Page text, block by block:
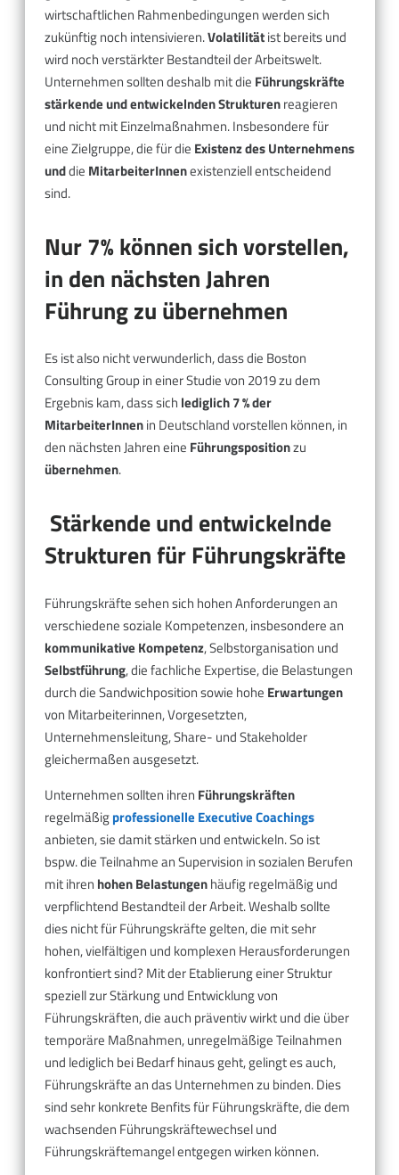
wirtschaftlichen Rahmenbedingungen werden sich
zukünftig noch intensivieren.Volatilitätist bereits und
wird noch verstärkter Bestandteil der Arbeitswelt.
Unternehmen sollten deshalb mit die Führungskräfte
stärkende und entwickelnden Strukturenreagieren
und nicht mit Einzelmaßnahmen. Insbesondere für
eine Zielgruppe, die für die Existenz des Unternehmens
unddie MitarbeiterInnenexistenziell entscheidend
sind.
Nur 7% können sich vorstellen,
in den nächsten Jahren
Führung zu übernehmen
Es ist also nicht verwunderlich, dass die Boston
Consulting Group in einer Studie von 2019 zu dem
Ergebnis kam, dass sich lediglich 7 % der
MitarbeiterInnenin Deutschland vorstellen können, in
den nächsten Jahren eine Führungspositionzu
übernehmen.
Stärkende und entwickelnde
Strukturen für Führungskräfte
Führungskräfte sehen sich hohen Anforderungen an
verschiedene soziale Kompetenzen, insbesondere an
kommunikative Kompetenz, Selbstorganisation und
Selbstführung, die fachliche Expertise, die Belastungen
durch die Sandwichposition sowie hohe Erwartungen
von Mitarbeiterinnen, Vorgesetzten,
Unternehmensleitung, Share- und Stakeholder
gleichermaßen ausgesetzt.
Unternehmen sollten ihren Führungskräften
regelmäßigprofessionelle Executive Coachings
anbieten, sie damit stärken und entwickeln. So ist
bspw. die Teilnahme an Supervision in sozialen Berufen
mit ihren hohen Belastungenhäufig regelmäßig und
verpflichtend Bestandteil der Arbeit. Weshalb sollte
dies nicht für Führungskräfte gelten, die mit sehr
hohen, vielfältigen und komplexen Herausforderungen
konfrontiert sind? Mit der Etablierung einer Struktur
speziell zur Stärkung und Entwicklung von
Führungskräften, die auch präventiv wirkt und die über
temporäre Maßnahmen, unregelmäßige Teilnahmen
und lediglich bei Bedarf hinaus geht, gelingt es auch,
Führungskräfte an das Unternehmen zu binden. Dies
sind sehr konkrete Benfits für Führungskräfte, die dem
wachsenden Führungskräftewechsel und
Führungskräftemangel entgegen wirken können.